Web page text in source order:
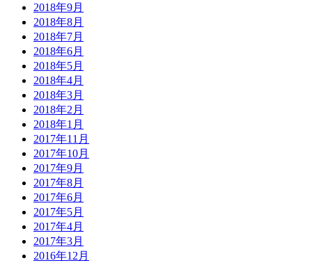
2018年9月
2018年8月
2018年7月
2018年6月
2018年5月
2018年4月
2018年3月
2018年2月
2018年1月
2017年11月
2017年10月
2017年9月
2017年8月
2017年6月
2017年5月
2017年4月
2017年3月
2016年12月